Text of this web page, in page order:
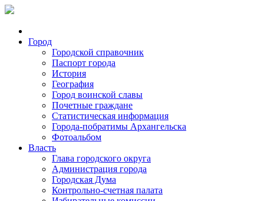
Город
Городской справочник
Паспорт города
История
География
Город воинской славы
Почетные граждане
Статистическая информация
Города-побратимы Архангельска
Фотоальбом
Власть
Глава городского округа
Администрация города
Городская Дума
Контрольно-счетная палата